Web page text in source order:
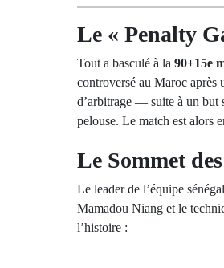
Le « Penalty
Tout a basculé à la 90+15e
controversé au Maroc
d’arbitrage — suite à un but
pelouse. Le match est alors
Le Sommet
Le leader de l’équipe
Mamadou Niang et le
l’histoire :